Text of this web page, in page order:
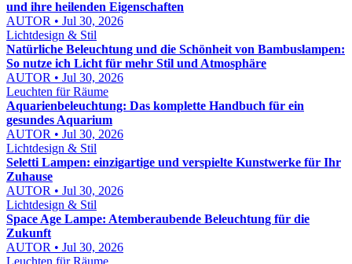
und ihre heilenden Eigenschaften
AUTOR • Jul 30, 2026
Lichtdesign & Stil
Natürliche Beleuchtung und die Schönheit von Bambuslampen:
So nutze ich Licht für mehr Stil und Atmosphäre
AUTOR • Jul 30, 2026
Leuchten für Räume
Aquarienbeleuchtung: Das komplette Handbuch für ein
gesundes Aquarium
AUTOR • Jul 30, 2026
Lichtdesign & Stil
Seletti Lampen: einzigartige und verspielte Kunstwerke für Ihr
Zuhause
AUTOR • Jul 30, 2026
Lichtdesign & Stil
Space Age Lampe: Atemberaubende Beleuchtung für die
Zukunft
AUTOR • Jul 30, 2026
Leuchten für Räume